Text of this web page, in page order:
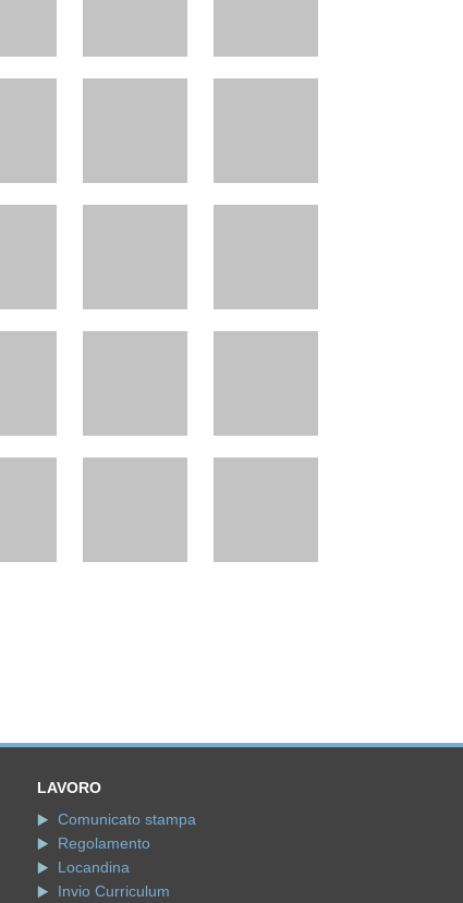
LAVORO
Comunicato stampa
Regolamento
Locandina
Invio Curriculum